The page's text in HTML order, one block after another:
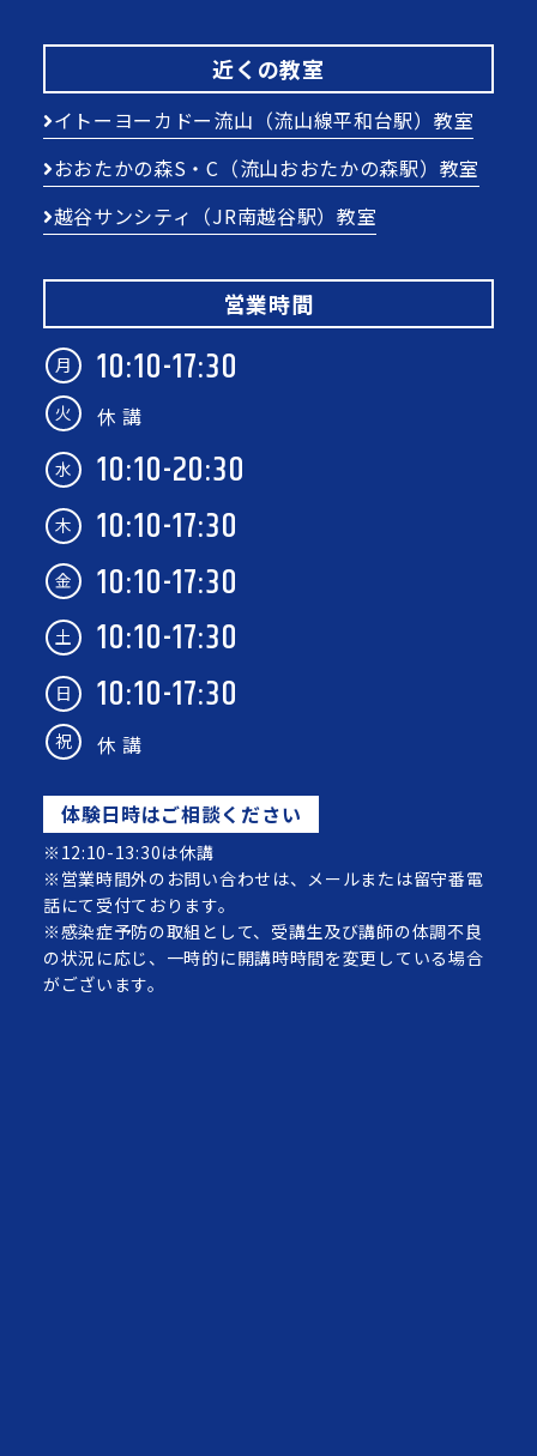
近くの教室
イトーヨーカドー流山（流山線平和台駅）教室
おおたかの森S・C（流山おおたかの森駅）教室
越谷サンシティ（JR南越谷駅）教室
営業時間
月 10:10-17:30
火 休 講
水 10:10-20:30
木 10:10-17:30
金 10:10-17:30
土 10:10-17:30
日 10:10-17:30
祝 休 講
体験日時はご相談ください
※12:10-13:30は休講
※営業時間外のお問い合わせは、メールまたは留守番電
話にて受付ております。
※感染症予防の取組として、受講生及び講師の体調不良
の状況に応じ、一時的に開講時時間を変更している場合
がございます。